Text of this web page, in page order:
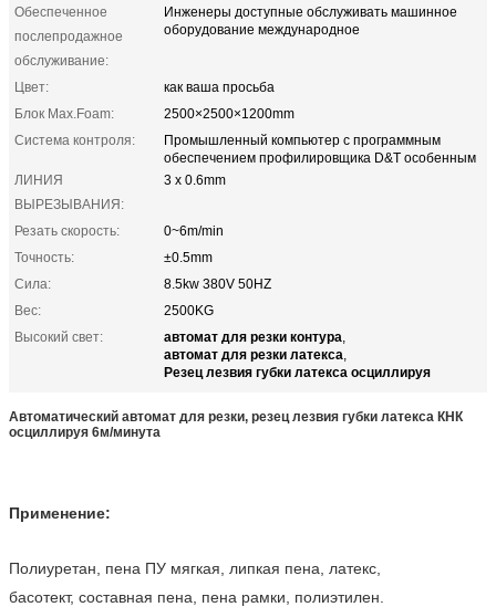
Обеспеченное
послепродажное
обслуживание:
Инженеры доступные обслуживать машинное
оборудование международное
Цвет:
как ваша просьба
Блок Max.Foam:
2500×2500×1200mm
Система контроля:
Промышленный компьютер с программным
обеспечением профилировщика D&T особенным
ЛИНИЯ
ВЫРЕЗЫВАНИЯ:
3 x 0.6mm
Резать скорость:
0~6m/min
Точность:
±0.5mm
Сила:
8.5kw 380V 50HZ
Вес:
2500KG
Высокий свет:
автомат для резки контура,
автомат для резки латекса,
Резец лезвия губки латекса осциллируя
Автоматический автомат для резки, резец лезвия губки латекса КНК
осциллируя 6м/минута
Применение:
Полиуретан, пена ПУ мягкая, липкая пена, латекс,
басотект, составная пена, пена рамки, полиэтилен.